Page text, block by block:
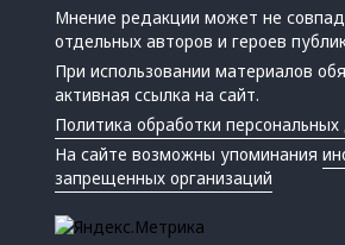
Мнение редакции может не
отдельных авторов и героев
При использовании материалов
активная ссылка на сайт.
Политика обработки
На сайте возможны упоминания
запрещенных организаций